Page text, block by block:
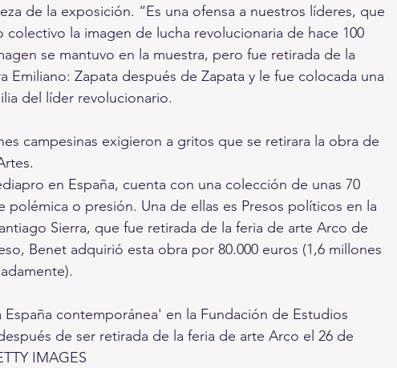
de la exposición. “Es una ofensa a nuestros líderes, que
la imagen de lucha revolucionaria de hace 100
se mantuvo en la muestra, pero fue retirada de la
Emiliano: Zapata después de Zapata y le fue colocada una
del líder revolucionario.
campesinas exigieron a gritos que se retirara la obra de
en España, cuenta con una colección de unas 70
polémica o presión. Una de ellas es Presos políticos en la
Sierra, que fue retirada de la feria de arte Arco de
Benet adquirió esta obra por 80.000 euros (1,6 millones
contemporánea' en la Fundación de Estudios
de ser retirada de la feria de arte Arco el 26 de
IMAGES